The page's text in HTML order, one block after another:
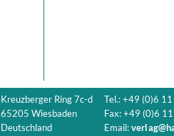
Kreuzberger Ring 7c-d
65205 Wiesbaden
Deutschland
Tel.: +49 (0)6
Fax: +49 (0)6
Email: